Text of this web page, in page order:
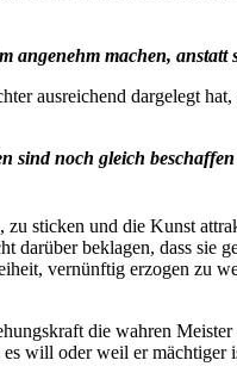
machen,
ausreichend dargelegt
noch gleich
sticken und die Kunst
beklagen, dass sie
vernünftig erzogen zu
die wahren
will oder weil er mächtiger